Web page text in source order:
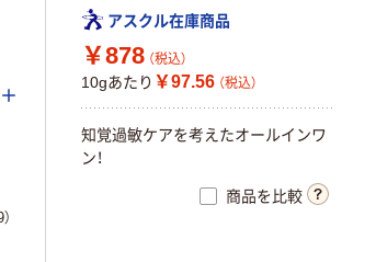
アスクル在庫商品
￥878 （税込）
10gあたり ￥97.56 （税込）
知覚過敏ケアを考えたオールインワ
ン！
商品を比較